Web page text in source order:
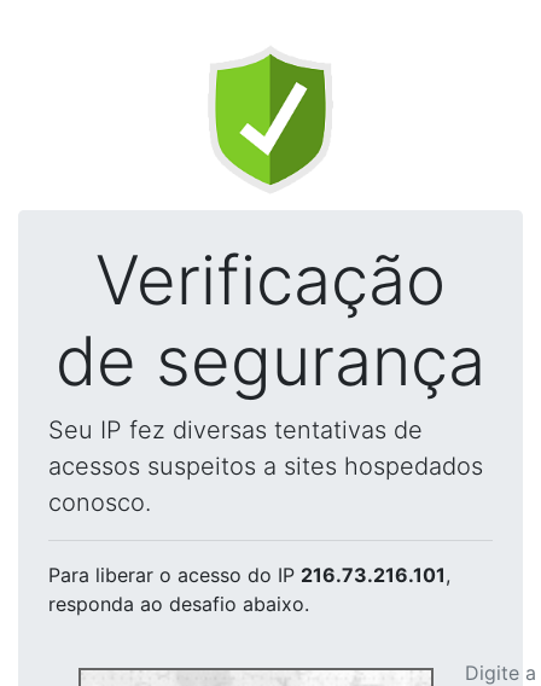
Verificação
de segurança
Seu IP fez diversas tentativas de
acessos suspeitos a sites hospedados
conosco.
Para liberar o acesso do IP 216.73.216.101,
responda ao desafio abaixo.
Digite